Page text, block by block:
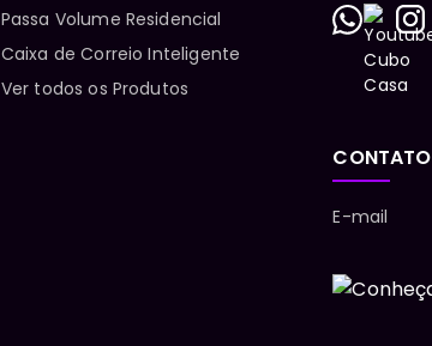
Passa Volume Residencial
Caixa de Correio Inteligente
Ver todos os Produtos
CONTATO
E-mail